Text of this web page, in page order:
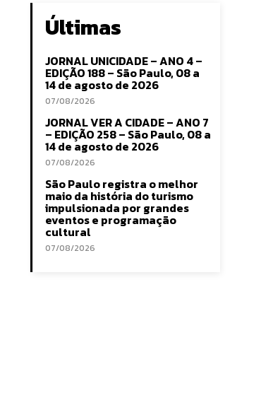
Últimas
JORNAL UNICIDADE – ANO 4 –
EDIÇÃO 188 – São Paulo, 08 a
14 de agosto de 2026
07/08/2026
JORNAL VER A CIDADE – ANO 7
– EDIÇÃO 258 – São Paulo, 08 a
14 de agosto de 2026
07/08/2026
São Paulo registra o melhor
maio da história do turismo
impulsionada por grandes
eventos e programação
cultural
07/08/2026